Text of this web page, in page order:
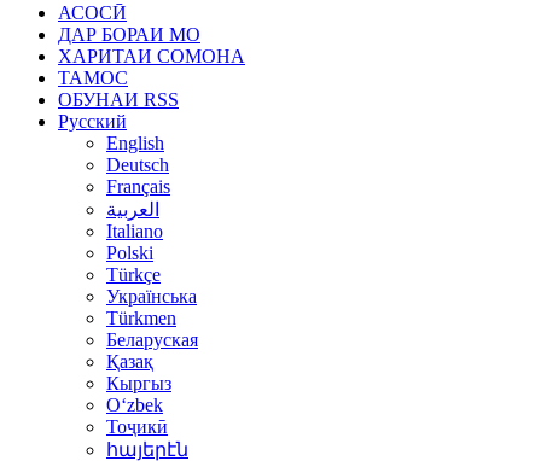
АСОСӢ
ДАР БОРАИ МО
ХАРИТАИ СОМОНА
ТАМОС
ОБУНАИ RSS
Русский
English
Deutsch
Français
العربية
Italiano
Polski
Türkçe
Українська
Türkmen
Беларуская
Қазақ
Кыргыз
Oʻzbek
Тоҷикӣ
հայերէն